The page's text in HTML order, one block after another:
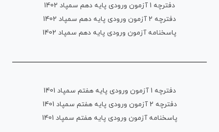
دفترچه 1 آزمون ورودی پایه دهم سمپاد 1402
دفترچه 2 آزمون ورودی پایه دهم سمپاد 1402
پاسخنامه آزمون ورودی پایه دهم سمپاد 1402
دفترچه 1 آزمون ورودی پایه هفتم سمپاد 1401
دفترچه 2 آزمون ورودی پایه هفتم سمپاد 1401
پاسخنامه آزمون ورودی پایه هفتم سمپاد 1401